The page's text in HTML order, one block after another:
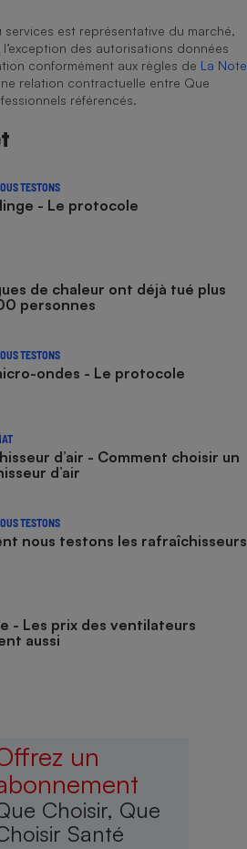
est représentative du marché,
des autorisations données
conformément aux règles de La Note
relation contractuelle entre Que
référencés.
TESTONS
- Le protocole
de chaleur ont déjà tué plus
personnes
TESTONS
ondes - Le protocole
d’air - Comment choisir un
d’air
TESTONS
nous testons les rafraîchisseurs
- Les prix des ventilateurs
aussi
un
Choisir, Que
Santé